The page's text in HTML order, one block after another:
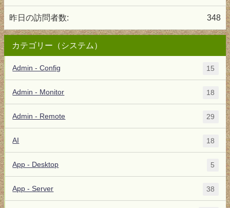
348
昨日の訪問者数:
カテゴリー（システム）
Admin - Config 15
Admin - Monitor 18
Admin - Remote 29
AI 18
App - Desktop 5
App - Server 38